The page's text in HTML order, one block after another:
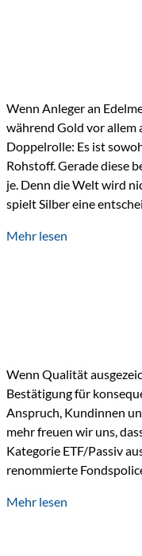
Wenn Anleger an
während Gold vor allem
Doppelrolle: Es ist
Rohstoff. Gerade diese
je. Denn die Welt wird
spielt Silber eine
Eigenschaft macht es
Mehr lesen
Wenn Qualität
Bestätigung für
Anspruch, Kundinnen
mehr freuen wir uns,
Kategorie ETF/Passiv
renommierte
und verglichen wurden.
Mehr lesen